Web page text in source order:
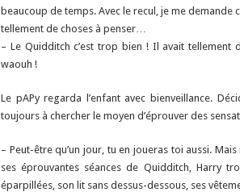
beaucoup de temps. Avec le recul, je me
tellement de choses à penser…
– Le Quidditch c’est trop bien ! Il avait tellement
waouh !
Le pAPy regarda l’enfant avec bienveillance.
toujours à chercher le moyen d’éprouver des
– Peut-être qu’un jour, tu en joueras toi aussi.
ses éprouvantes séances de Quidditch, Harry
éparpillées, son lit sans dessus-dessous, ses